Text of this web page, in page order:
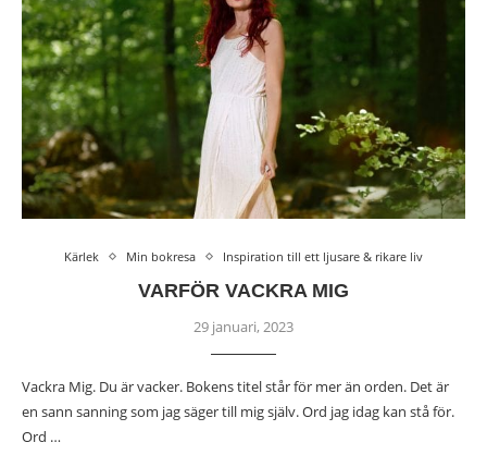
Kärlek Min bokresa Inspiration till ett ljusare & rikare liv
VARFÖR VACKRA MIG
29 januari, 2023
Vackra Mig. Du är vacker. Bokens titel står för mer än orden. Det är
en sann sanning som jag säger till mig själv. Ord jag idag kan stå för.
Ord …